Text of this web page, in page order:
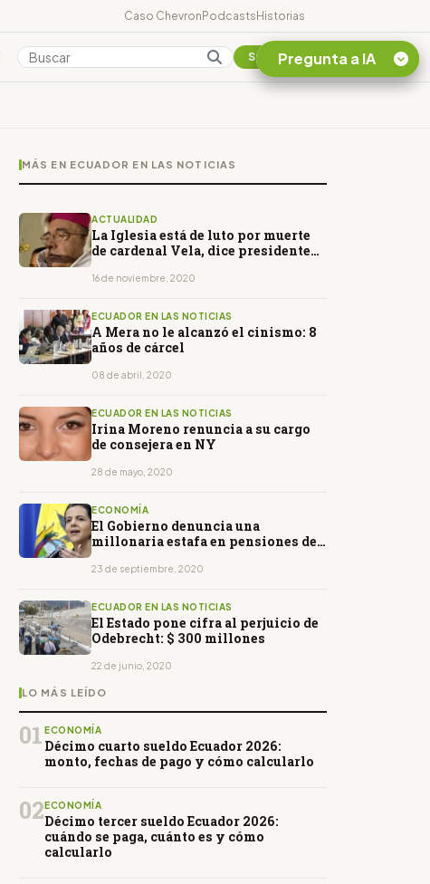
Caso ChevronPodcastsHistorias
Colombia Suscribirse
MÁS EN ECUADOR EN LAS NOTICIAS
ACTUALIDAD
La Iglesia está de luto por muerte
de cardenal Vela, dice presidente
16 de noviembre, 2020
ECUADOR EN LAS NOTICIAS
A Mera no le alcanzó el cinismo: 8
años de cárcel
08 de abril, 2020
ECUADOR EN LAS NOTICIAS
Irina Moreno renuncia a su cargo
de consejera en NY
28 de mayo, 2020
ECONOMÍA
El Gobierno denuncia una
millonaria estafa en pensiones de
23 de septiembre, 2020
ECUADOR EN LAS NOTICIAS
El Estado pone cifra al perjuicio de
Odebrecht: $ 300 millones
22 de junio, 2020
LO MÁS LEÍDO
01 ECONOMÍA
Décimo cuarto sueldo Ecuador 2026:
monto, fechas de pago y cómo calcularlo
02 ECONOMÍA
Décimo tercer sueldo Ecuador 2026:
cuándo se paga, cuánto es y cómo
calcularlo
Pregunta a IA
¿En que consiste la